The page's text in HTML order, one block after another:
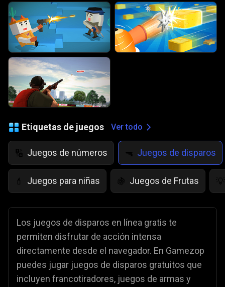
Etiquetas de juegos Ver todo
🔢 Juegos de números 🔫 Juegos de disparos
💄 Juegos para niñas 🍇 Juegos de Frutas 💡
Los juegos de disparos en línea gratis te
permiten disfrutar de acción intensa
directamente desde el navegador. En Gamezop
puedes jugar juegos de disparos gratuitos que
incluyen francotiradores, juegos de armas y